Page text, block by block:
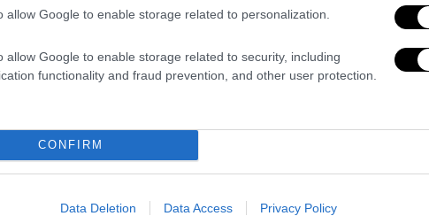
allow Google to enable storage related to personalization.
allow Google to enable storage related to security, including
functionality and fraud prevention, and other user protection.
CONFIRM
Data Deletion Data Access Privacy Policy
οι αστυνομικές δυνάμεις
εκλογές, η Κυβέρνηση ακόμα
μια συνήθεια που έγινε λατρεία για
η Νέα Δημοκρατία πιέζεται πολιτικά και
ανομίας" στα πανεπιστήμια αναφέρει η